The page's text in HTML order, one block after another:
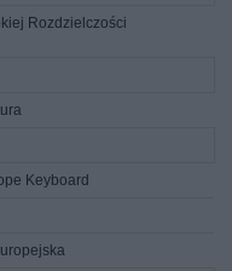
Rozdzielczości
Keyboard